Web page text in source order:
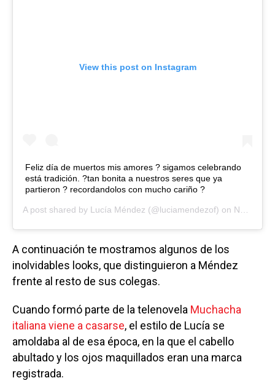
View this post on Instagram
Feliz día de muertos mis amores ? sigamos celebrando
está tradición. ?tan bonita a nuestros seres que ya
partieron ? recordandolos con mucho cariño ?
A post shared by Lucía Méndez (@luciamendezof) on Nov 1, 2020 at 8:49am PST
A continuación te mostramos algunos de los
inolvidables looks, que distinguieron a Méndez
frente al resto de sus colegas.
Cuando formó parte de la telenovela Muchacha
italiana viene a casarse, el estilo de Lucía se
amoldaba al de esa época, en la que el cabello
abultado y los ojos maquillados eran una marca
registrada.